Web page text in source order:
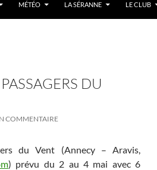
MÉTÉO LA SÉRANNE LE CLUB
DU
COMMENTAIRE
du Vent (Annecy – Aravis,
) prévu du 2 au 4 mai avec 6